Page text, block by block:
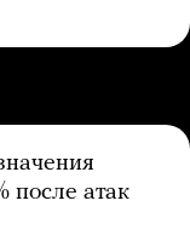
после атак